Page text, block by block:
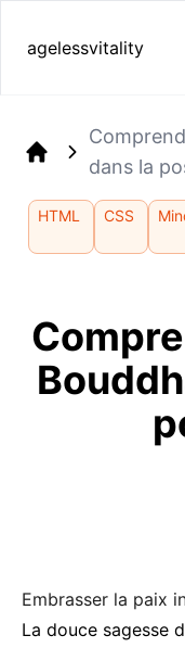
agelessvitality
dans la
HTML CSS
Embrasser la paix
La douce sagesse